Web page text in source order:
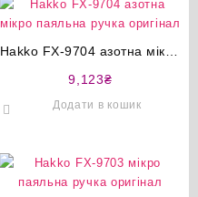
Hakko FX-9704 азотна мікро
9,123₴
Додати в кошик